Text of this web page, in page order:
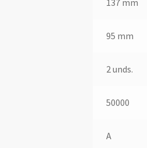
137 mm
95 mm
2 unds.
50000
A